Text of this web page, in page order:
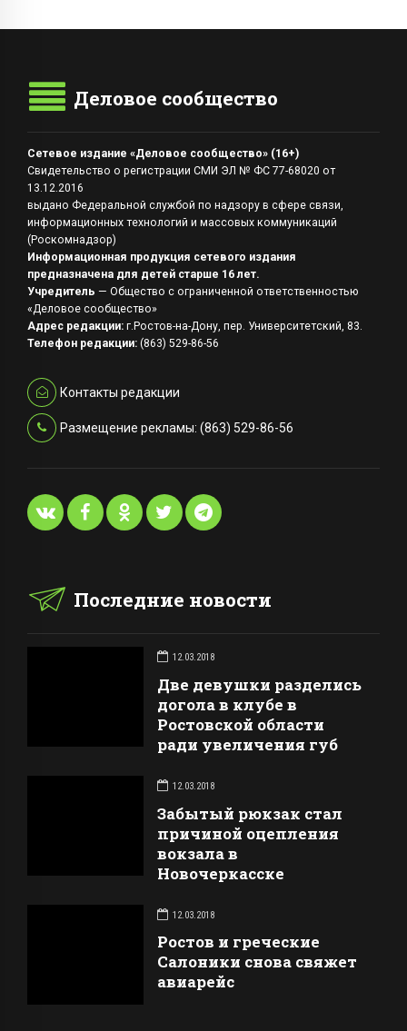
Деловое сообщество
Сетевое издание «Деловое сообщество» (16+)
Свидетельство о регистрации СМИ ЭЛ № ФС 77-68020 от
13.12.2016
выдано Федеральной службой по надзору в сфере связи,
информационных технологий и массовых коммуникаций
(Роскомнадзор)
Информационная продукция сетевого издания
предназначена для детей старше 16 лет.
Учредитель — Общество с ограниченной ответственностью
«Деловое сообщество»
Адрес редакции: г.Ростов-на-Дону, пер. Университетский, 83.
Телефон редакции: (863) 529-86-56
Контакты редакции
Размещение рекламы: (863) 529-86-56
Последние новости
12.03.2018
Две девушки разделись
догола в клубе в
Ростовской области
ради увеличения губ
12.03.2018
Забытый рюкзак стал
причиной оцепления
вокзала в
Новочеркасске
12.03.2018
Ростов и греческие
Салоники снова свяжет
авиарейс